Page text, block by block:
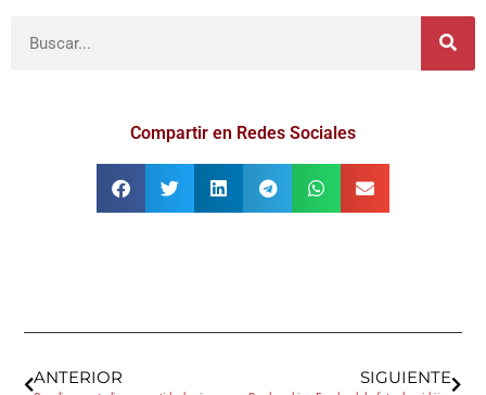
Compartir en Redes Sociales
ANTERIOR SIGUIENTE